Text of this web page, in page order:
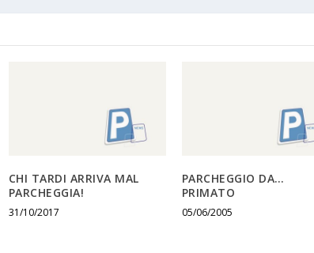
CHI TARDI ARRIVA MAL
PARCHEGGIA!
31/10/2017
PARCHEGGIO DA…
PRIMATO
05/06/2005